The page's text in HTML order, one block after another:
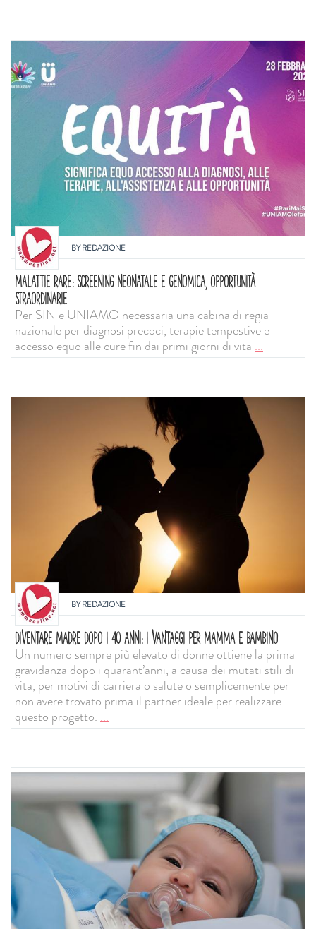
BYREDAZIONE
MALATTIE RARE: SCREENING NEONATALE E GENOMICA, OPPORTUNITÀ
STRAORDINARIE
Per SIN e UNIAMO necessaria una cabina di regia
nazionale per diagnosi precoci, terapie tempestive e
accesso equo alle cure fin dai primi giorni di vita ...
BYREDAZIONE
DIVENTARE MADRE DOPO I 40 ANNI: I VANTAGGI PER MAMMA E BAMBINO
Un numero sempre più elevato di donne ottiene la prima
gravidanza dopo i quarant’anni, a causa dei mutati stili di
vita, per motivi di carriera o salute o semplicemente per
non avere trovato prima il partner ideale per realizzare
questo progetto....